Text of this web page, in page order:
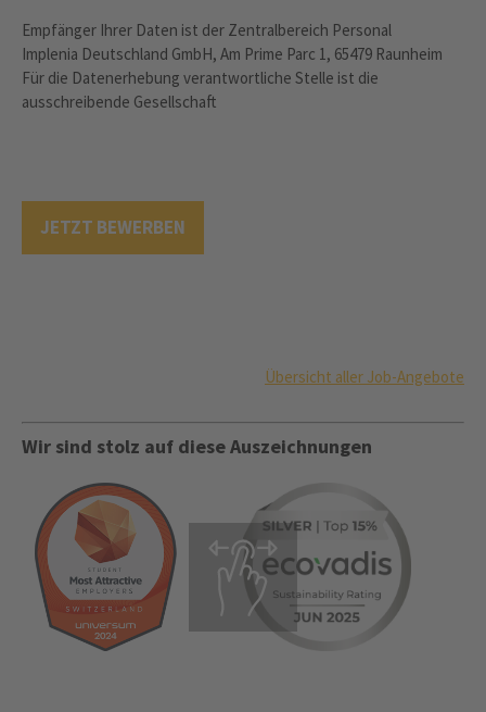
Empfänger Ihrer Daten ist der Zentralbereich Personal
Implenia Deutschland GmbH, Am Prime Parc 1, 65479 Raunheim
Für die Datenerhebung verantwortliche Stelle ist die
ausschreibende Gesellschaft
JETZT BEWERBEN
Übersicht aller Job-Angebote
Wir sind stolz auf diese Auszeichnungen